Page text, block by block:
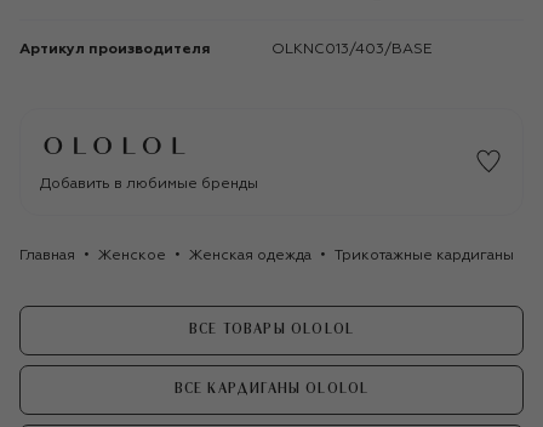
Артикул производителя OLKNC013/403/BASE
Добавить в любимые бренды
Главная Женское Женская одежда Трикотажные кардиганы
ВСЕ ТОВАРЫ OLOLOL
ВСЕ КАРДИГАНЫ OLOLOL